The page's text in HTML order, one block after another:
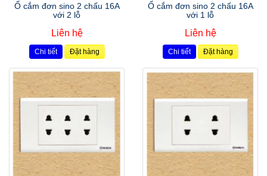
Ổ cắm đơn sino 2 chấu 16A
với 2 lỗ
Liên hệ
Chi tiết Đặt hàng
Ổ cắm đơn sino 2 chấu 16A
với 1 lỗ
Liên hệ
Chi tiết Đặt hàng